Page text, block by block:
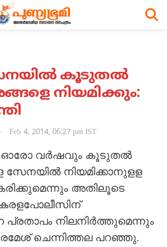
കൂടുതല്‍
നിയമിക്കും:
Feb 4, 2014, 06:27 pm IST
ഓരോ വര്‍ഷവും കൂടുതല്‍
സേനയില്‍ നിയമിക്കാനുളള
അതിലൂടെ
നിലനിര്‍ത്തുമെന്നും
ചെന്നിത്തല പറഞ്ഞു.